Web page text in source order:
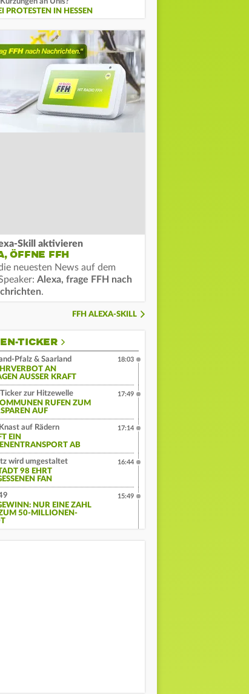
PROTESTEN IN HESSEN
Skill aktivieren
ÖFFNE FFH
neuesten News auf dem
Alexa, frage FFH nach
.
FFH ALEXA-SKILL
TICKER
Pfalz & Saarland
AN
AUSSER KRAFT
18:03
zur Hitzewelle
RUFEN ZUM
AUF
17:49
auf Rädern
EIN
AB
17:14
wird umgestaltet
98 EHRT
FAN
16:44
NUR EINE ZAHL
ZUM 50-MILLIONEN-
15:49